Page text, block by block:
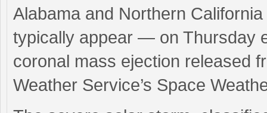
Alabama and Northern
typically appear — on Thursday
coronal mass ejection released
Weather Service’s Space